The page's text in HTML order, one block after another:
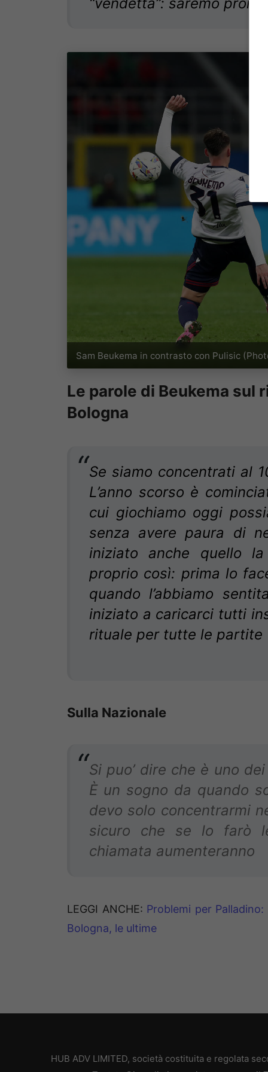
Sam Beukema in contrasto con Pulisic
Le parole di Beukema sul
Bologna
Se siamo concentrati al
L’anno scorso è
cui giochiamo oggi
senza avere paura di
iniziato anche quello
proprio così: prima lo
quando l’abbiamo
iniziato a caricarci tutti
rituale per tutte le partite
Sulla Nazionale
Si puo’ dire che è uno
È un sogno da quando
devo solo concentrarmi
sicuro che se lo farò
chiamata aumenteranno
LEGGI ANCHE: Problemi per
Bologna, le ultime
HUB ADV LIMITED, società costituita e regolata